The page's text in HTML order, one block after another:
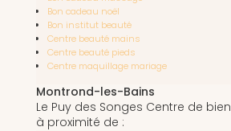
Bon cadeau noël
Bon institut beauté
Centre beauté mains
Centre beauté pieds
Centre maquillage mariage
Montrond-les-Bains
Le Puy des Songes Centre de
à proximité de :